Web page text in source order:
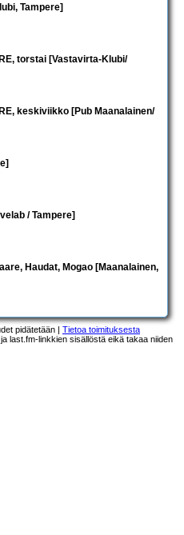
Tampere]
torstai [Vastavirta-Klubi/
keskiviikko [Pub Maanalainen/
/ Tampere]
Haudat, Mogao [Maanalainen,
pidätetään | Tietoa toimituksesta
last.fm-linkkien sisällöstä eikä takaa niiden